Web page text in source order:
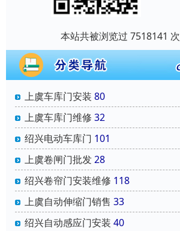
本站共被浏览过 7518141 次
上虞车库门安装 80
上虞车库门维修 32
绍兴电动车库门 101
上虞卷闸门批发28
绍兴卷帘门安装维修 118
上虞自动伸缩门销售 33
绍兴自动感应门安装 40